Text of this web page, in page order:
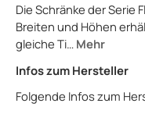
Die Schränke der Serie
Breiten und Höhen
gleiche Ti… Mehr
Infos zum Hersteller
Folgende Infos zum